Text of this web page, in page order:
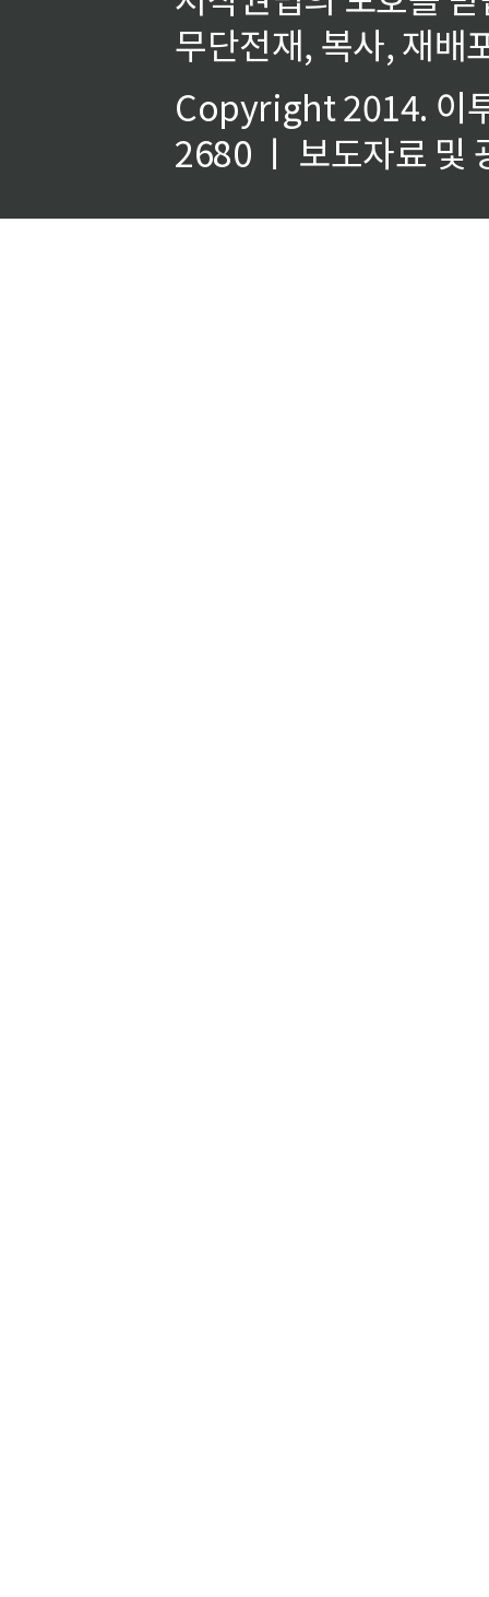
무단전재, 복사, 재배
Copyright 2014. 이
2680 ㅣ 보도자료